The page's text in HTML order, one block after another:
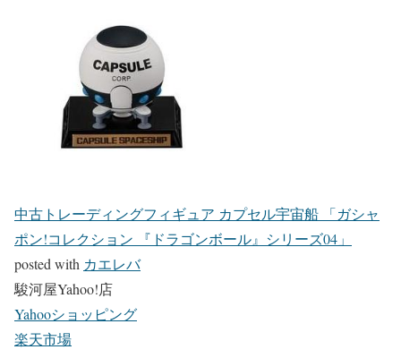
中古トレーディングフィギュア カプセル宇宙船 「ガシャ
ポン!コレクション 『ドラゴンボール』シリーズ04」
posted with カエレバ
駿河屋Yahoo!店
Yahooショッピング
楽天市場